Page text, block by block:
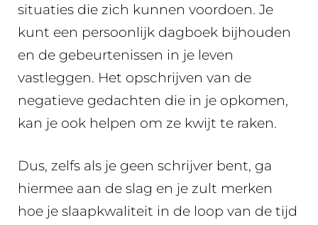
situaties die zich kunnen voordoen. Je
kunt een persoonlijk dagboek bijhouden
en de gebeurtenissen in je leven
vastleggen. Het opschrijven van de
negatieve gedachten die in je opkomen,
kan je ook helpen om ze kwijt te raken.
Dus, zelfs als je geen schrijver bent, ga
hiermee aan de slag en je zult merken
hoe je slaapkwaliteit in de loop van de tijd